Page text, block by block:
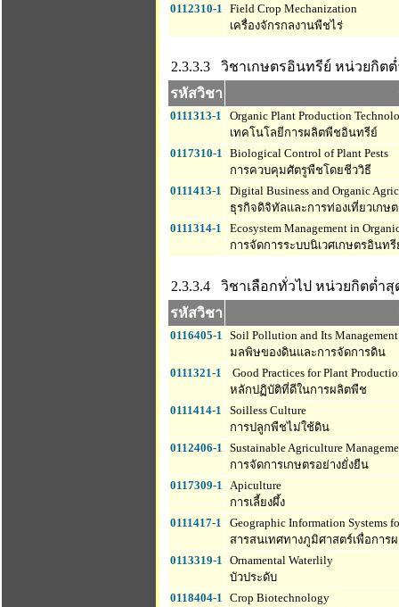
0112310-1 Field Crop Mechanization
เครื่องจักรกลงานพืชไร่
2.3.3.3 วิชาเกษตรอินทรีย์ หน่วยกิตต่
รหัสวิชา
0111313-1
Organic Plant Production
เทคโนโลยีการผลิตพืชอินทรีย์
0117310-1 Biological Control of Plant Pests
การควบคุมศัตรูพืชโดยชีววิธี
0111413-1
Digital Business and Organic
ธุรกิจดิจิทัลและการท่องเที่ยวเกษ
0111314-1
Ecosystem Management in
การจัดการระบบนิเวศเกษตรอินทรี
2.3.3.4 วิชาเลือกทั่วไป หน่วยกิตต่ำสุ
รหัสวิชา
0116405-1 Soil Pollution and Its Management
มลพิษของดินและการจัดการดิน
0111321-1
Good Practices for Plant
หลักปฏิบัติที่ดีในการผลิตพืช
0111414-1
Soilless Culture
การปลูกพืชไม่ใช้ดิน
0112406-1 Sustainable Agriculture
การจัดการเกษตรอย่างยั่งยืน
0117309-1 Apiculture
การเลี้ยงผึ้ง
0111417-1
Geographic Information Systems
สารสนเทศทางภูมิศาสตร์เพื่อการ
0113319-1 Ornamental Waterlily
บัวประดับ
0118404-1 Crop Biotechnology